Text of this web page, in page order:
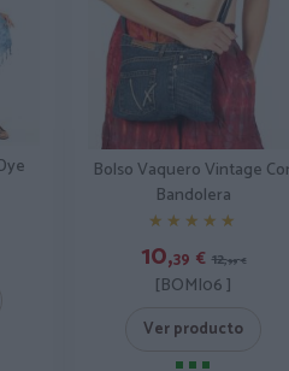
Bolso Vaquero Vintage
Bandolera
★★★★★
★★★★★
10,39 € 12,99 €
[BOMI06 ]
Ver producto